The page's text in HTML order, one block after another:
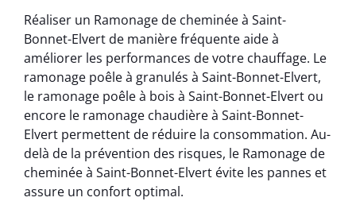
Réaliser un Ramonage de cheminée à Saint-
Bonnet-Elvert de manière fréquente aide à
améliorer les performances de votre chauffage. Le
ramonage poêle à granulés à Saint-Bonnet-Elvert,
le ramonage poêle à bois à Saint-Bonnet-Elvert ou
encore le ramonage chaudière à Saint-Bonnet-
Elvert permettent de réduire la consommation. Au-
delà de la prévention des risques, le Ramonage de
cheminée à Saint-Bonnet-Elvert évite les pannes et
assure un confort optimal.